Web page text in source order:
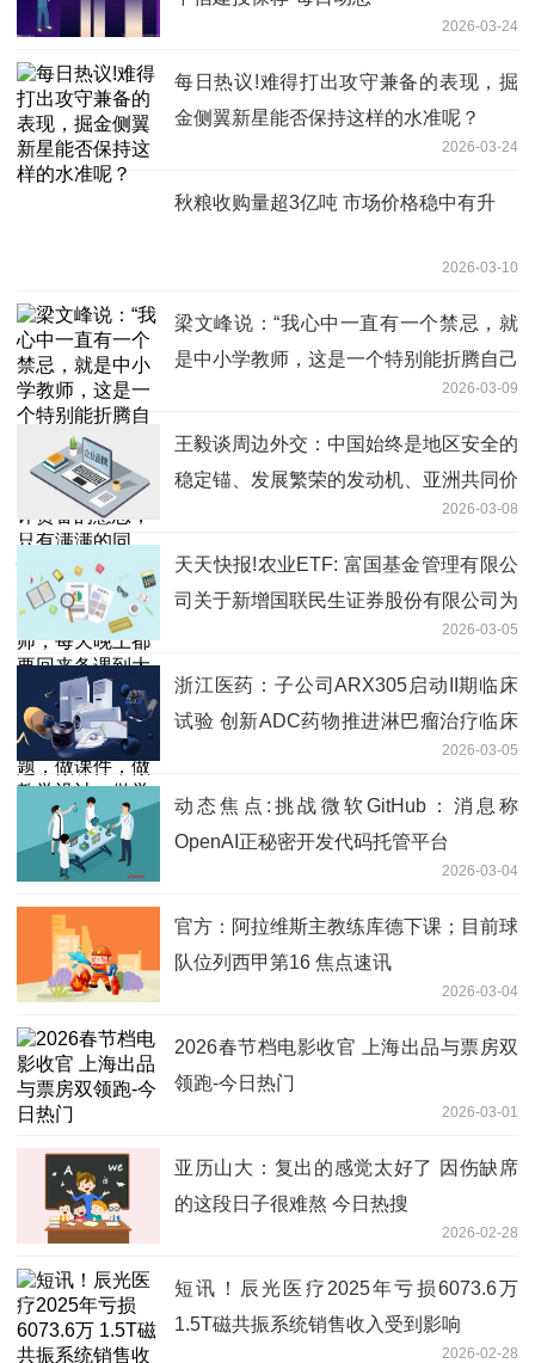
2026-03-24
每日热议!难得打出攻守兼备的表现，掘
金侧翼新星能否保持这样的水准呢？
2026-03-24
秋粮收购量超3亿吨 市场价格稳中有升
2026-03-10
梁文峰说：“我心中一直有一个禁忌，就
是中小学教师，这是一个特别能折腾自己
的群体，可以称为内耗之王！当然，我没
有批评责备的意思，只有满满的同情，他
们实在太累了！我爸爸就是一个中学教
师，每天晚上都要回来备课到大半夜，查
做课件，做教学设计，做学案，做学生的
作业...
2026-03-09
王毅谈周边外交：中国始终是地区安全的
稳定锚、发展繁荣的发动机、亚洲共同价
2026-03-08
天天快报!农业ETF: 富国基金管理有限公
司关于新增国联民生证券股份有限公司为
部分基金申购赎回代理券商的公告2026-03-05
浙江医药：子公司ARX305启动II期临床
试验 创新ADC药物推进淋巴瘤治疗临床
2026-03-05
动态焦点:挑战微软GitHub：消息称
OpenAI正秘密开发代码托管平台
2026-03-04
官方：阿拉维斯主教练库德下课；目前球
队位列西甲第16 焦点速讯
2026-03-04
2026春节档电影收官 上海出品与票房双
领跑-今日热门
2026-03-01
亚历山大：复出的感觉太好了 因伤缺席
的这段日子很难熬 今日热搜
2026-02-28
短讯！辰光医疗2025年亏损6073.6万
1.5T磁共振系统销售收入受到影响
2026-02-28